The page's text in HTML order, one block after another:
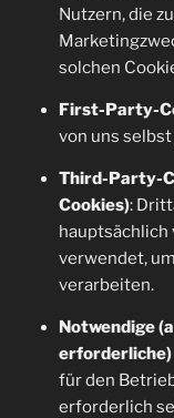
Nutzern, die
solchen
First-Party-
von uns
Third-Party-
Cookies):
hauptsächlich
verwendet,
verarbeiten.
Notwendige
erforderliche)
für den
erforderlich